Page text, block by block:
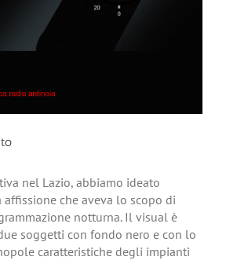
nel Lazio, abbiamo ideato
affissione che aveva lo scopo di
notturna.Il visual è
soggetti con fondo nero e con lo
caratteristiche degli impianti